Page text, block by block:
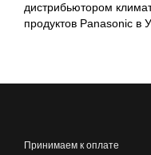
дистрибьютором
продуктов Panasonic в
Принимаем к оплате